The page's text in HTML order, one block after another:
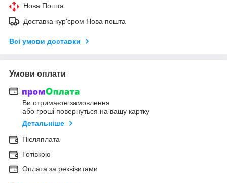
Нова Пошта
Доставка кур'єром Нова пошта
Всі умови доставки
Умови оплати
Ви отримаєте замовлення
або гроші повернуться на вашу картку
Детальніше
Післяплата
Готівкою
Оплата за реквізитами